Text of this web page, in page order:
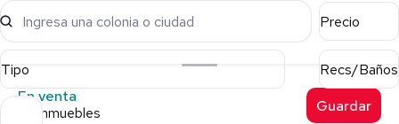
Ingresa una colonia o ciudad Precio
Tipo
Recs/Baños
En venta
97 inmuebles Guardar